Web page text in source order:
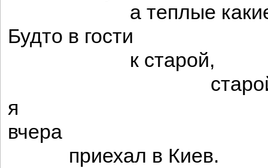
а теплые
Будто в гости
к старой,
старой
я
вчера
приехал в Киев.